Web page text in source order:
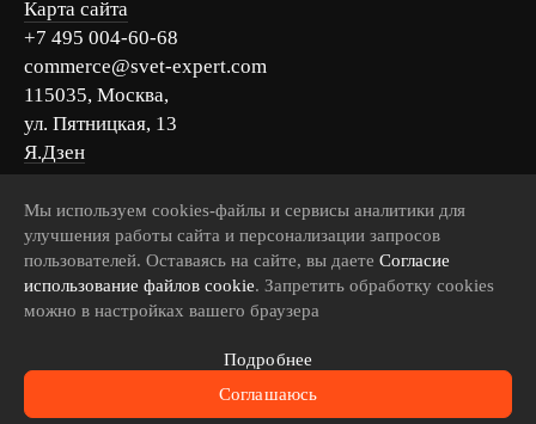
Карта сайта
+7 495 004-60-68
commerce@svet-expert.com
115035, Москва,
ул. Пятницкая, 13
Я.Дзен
Вконтакте
Telegram
MAX
Svet Expert 2014 — 2026 ©
Мы используем cookies-файлы и сервисы аналитики для
улучшения работы сайта и персонализации запросов
пользователей. Оставаясь на сайте, вы даете Согласие
использование файлов cookie. Запретить обработку cookies
можно в настройках вашего браузера
Подробнее
Соглашаюсь